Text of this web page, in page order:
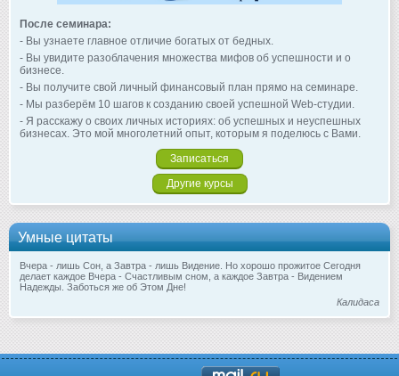
После семинара:
- Вы узнаете главное отличие богатых от бедных.
- Вы увидите разоблачения множества мифов об успешности и о
бизнесе.
- Вы получите свой личный финансовый план прямо на семинаре.
- Мы разберём 10 шагов к созданию своей успешной Web-студии.
- Я расскажу о своих личных историях: об успешных и неуспешных
бизнесах. Это мой многолетний опыт, которым я поделюсь с Вами.
Записаться
Другие курсы
Умные цитаты
Вчера - лишь Сон, а Завтра - лишь Видение. Но хорошо прожитое Сегодня
делает каждое Вчера - Счастливым сном, а каждое Завтра - Видением
Надежды. Заботься же об Этом Дне!
Калидаса